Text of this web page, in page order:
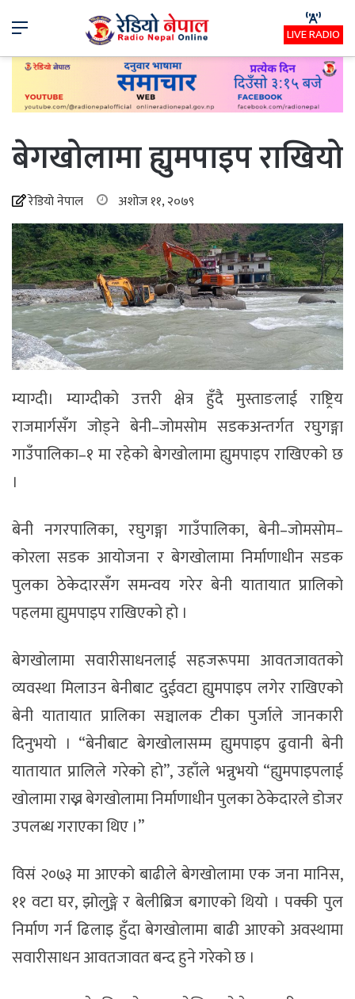
Menu LIVE RADIO
बेगखोलामा ह्युमपाइप राखियो
रेडियो नेपाल अशोज ११, २०७९
म्याग्दी। म्याग्दीको उत्तरी क्षेत्र हुँदै मुस्ताङलाई राष्ट्रिय
राजमार्गसँग जोड्ने बेनी–जोमसोम सडकअन्तर्गत रघुगङ्गा
गाउँपालिका–१ मा रहेको बेगखोलामा ह्युमपाइप राखिएको छ
।
बेनी नगरपालिका, रघुगङ्गा गाउँपालिका, बेनी–जोमसोम–
कोरला सडक आयोजना र बेगखोलामा निर्माणाधीन सडक
पुलका ठेकेदारसँग समन्वय गरेर बेनी यातायात प्रालिको
पहलमा ह्युमपाइप राखिएको हो ।
बेगखोलामा सवारीसाधनलाई सहजरूपमा आवतजावतको
व्यवस्था मिलाउन बेनीबाट दुईवटा ह्युमपाइप लगेर राखिएको
बेनी यातायात प्रालिका सञ्चालक टीका पुर्जाले जानकारी
दिनुभयो । “बेनीबाट बेगखोलासम्म ह्युमपाइप ढुवानी बेनी
यातायात प्रालिले गरेको हो”, उहाँले भन्नुभयो “ह्युमपाइपलाई
खोलामा राख्न बेगखोलामा निर्माणाधीन पुलका ठेकेदारले डोजर
उपलब्ध गराएका थिए ।”
विसं २०७३ मा आएको बाढीले बेगखोलामा एक जना मानिस,
११ वटा घर, झोलुङ्गे र बेलीब्रिज बगाएको थियो । पक्की पुल
निर्माण गर्न ढिलाइ हुँदा बेगखोलामा बाढी आएको अवस्थामा
सवारीसाधन आवतजावत बन्द हुने गरेको छ ।